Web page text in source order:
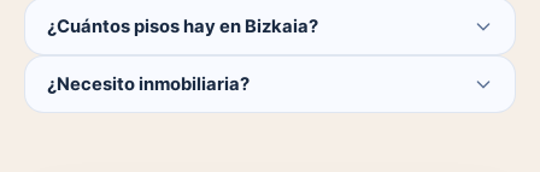
¿Cuántos pisos hay en Bizkaia?
catálogo se actualiza a diario.
¿Necesito inmobiliaria?